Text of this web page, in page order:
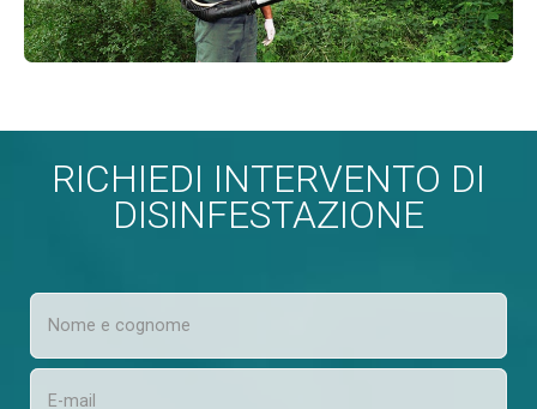
RICHIEDI INTERVENTO DI
DISINFESTAZIONE